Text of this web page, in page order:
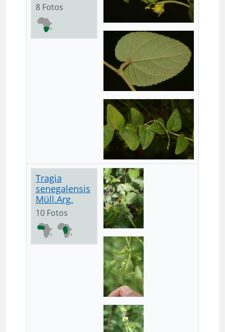
8 Fotos
Tragia
senegalensis
Müll.Arg.
10 Fotos